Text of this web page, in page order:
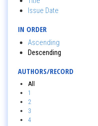
Issue Date
IN ORDER
Ascending
Descending
AUTHORS/RECORD
All
1
2
3
4